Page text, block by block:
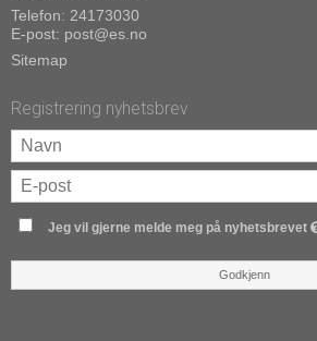
Telefon: 24173030
E-post: post@es.no
Sitemap
Registrering nyhetsbrev
Jeg vil gjerne melde meg på nyhetsbrevet
Godkjenn